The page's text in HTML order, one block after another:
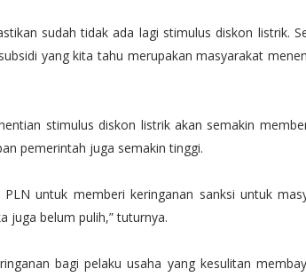
sudah tidak ada lagi stimulus diskon listrik.
yang kita tahu merupakan masyarakat
stimulus diskon listrik akan semakin
pemerintah juga semakin tinggi.
untuk memberi keringanan sanksi untuk
juga belum pulih,” tuturnya.
bagi pelaku usaha yang kesulitan